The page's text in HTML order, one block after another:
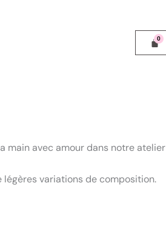
main avec amour dans notre atelier
variations de composition.